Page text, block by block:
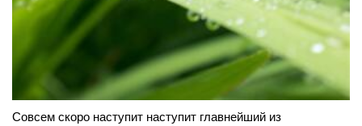
Совсем скоро наступит наступит главнейший из